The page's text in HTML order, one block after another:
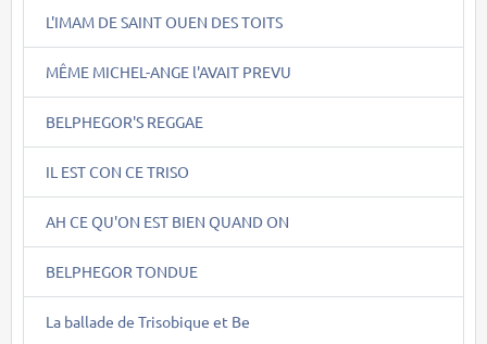
L'IMAM DE SAINT OUEN DES TOITS
MÊME MICHEL-ANGE l'AVAIT PREVU
BELPHEGOR'S REGGAE
IL EST CON CE TRISO
AH CE QU'ON EST BIEN QUAND ON
BELPHEGOR TONDUE
La ballade de Trisobique et Be